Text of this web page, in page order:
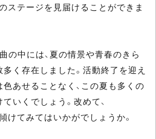
ステージを見届けることができま
の中には、夏の情景や青春のきら
く存在しました。活動終了を迎え
あせることなく、この夏も多くの
いくでしょう。改めて、
てみてはいかがでしょうか。